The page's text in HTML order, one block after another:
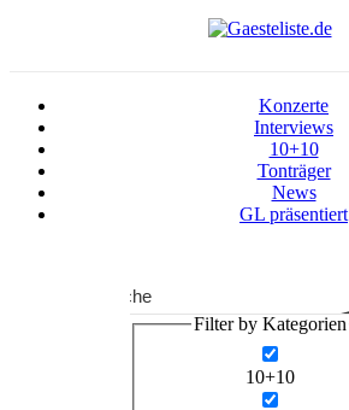
Konzerte
Interviews
10+10
Tonträger
News
GL präsentiert
Suche
Filter by Kategorien
10+10